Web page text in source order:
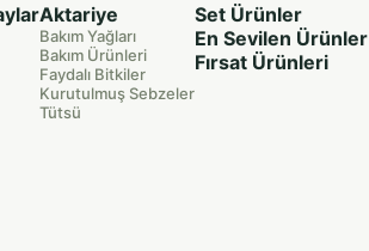
Aktariye
Bakım Yağları
Bakım Ürünleri
Faydalı Bitkiler
Kurutulmuş Sebzeler
Tütsü
Set Ürünler
En Sevilen Ürünler
Fırsat Ürünleri